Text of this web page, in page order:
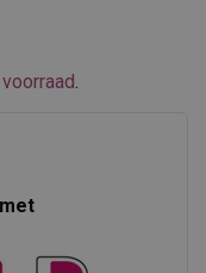
voorraad